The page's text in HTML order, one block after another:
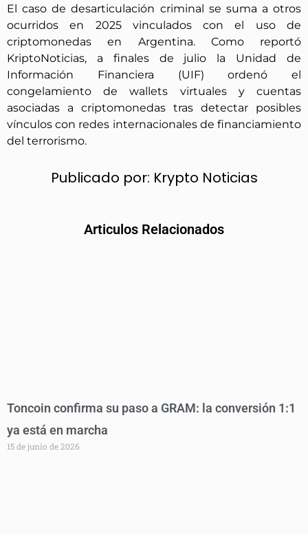
El caso de desarticulación criminal se suma a otros
ocurridos en 2025 vinculados con el uso de
criptomonedas en Argentina. Como reportó
KriptoNoticias, a finales de julio la Unidad de
Información Financiera (UIF) ordenó el
congelamiento de wallets virtuales y cuentas
asociadas a criptomonedas tras detectar posibles
vínculos con redes internacionales de financiamiento
del terrorismo.
Publicado por: Krypto Noticias
Articulos Relacionados
Toncoin confirma su paso a GRAM: la conversión 1:1
ya está en marcha
15 de junio de 2026